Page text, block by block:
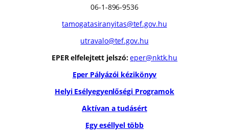
06-1-896-9536
tamogatasiranyitas@tef.gov.hu
utravalo@tef.gov.hu
EPER elfelejtett jelszó: eper@nktk.hu
Eper Pályázói kézikönyv
Helyi Esélyegyenlőségi Programok
Aktívan a tudásért
Egy eséllyel több